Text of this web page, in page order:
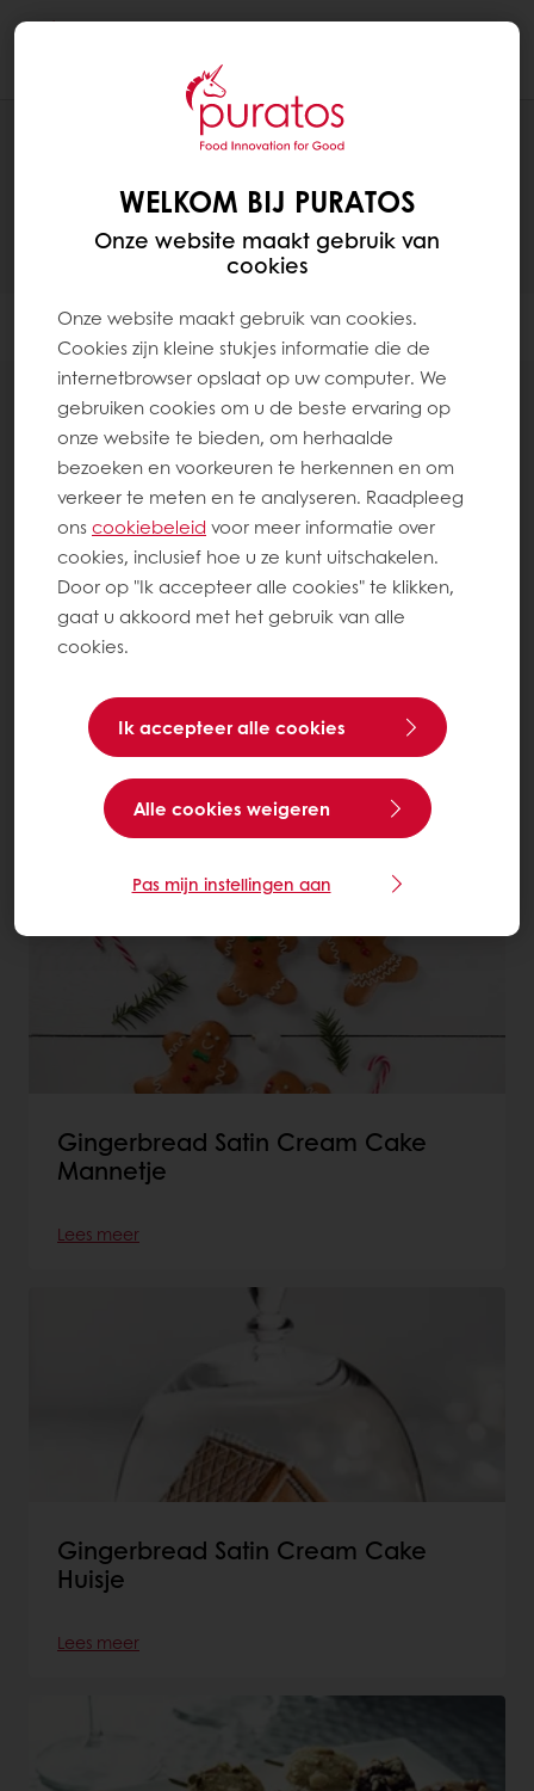
Filter
76items
Christmas Green Stars Taart
Lees meer
Gingerbread Satin Cream Cake
Mannetje
Lees meer
Gingerbread Satin Cream Cake
Huisje
Lees meer
WELKOM BIJ PURATOS
Onze website maakt gebruik van
cookies
Onze website maakt gebruik van cookies.
Cookies zijn kleine stukjes informatie die de
internetbrowser opslaat op uw computer. We
gebruiken cookies om u de beste ervaring op
onze website te bieden, om herhaalde
bezoeken en voorkeuren te herkennen en om
verkeer te meten en te analyseren. Raadpleeg
onscookiebeleid voor meer informatie over
cookies, inclusief hoe u ze kunt uitschakelen.
Door op "Ik accepteer alle cookies" te klikken,
gaat u akkoord met het gebruik van alle
cookies.
Ik accepteer alle cookies
Alle cookies weigeren
Pas mijn instellingen aan